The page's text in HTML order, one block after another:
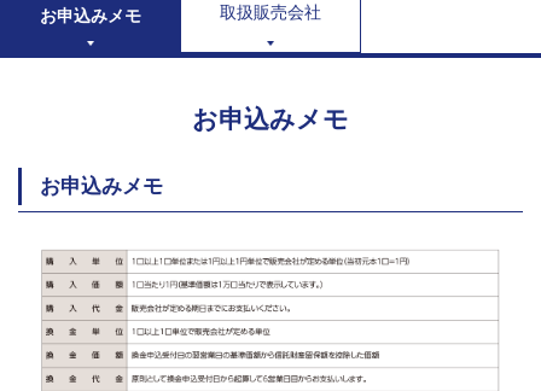
お申込みメモ 取扱販売会社
お申込みメモ
お申込みメモ